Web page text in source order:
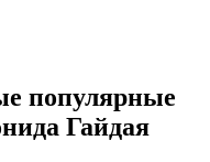
популярные
Гайдая